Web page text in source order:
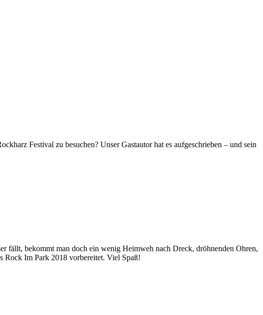
Festival zu besuchen? Unser Gastautor hat es aufgeschrieben – und sein
fällt, bekommt man doch ein wenig Heimweh nach Dreck, dröhnenden Ohren,
Rock Im Park 2018 vorbereitet. Viel Spaß!